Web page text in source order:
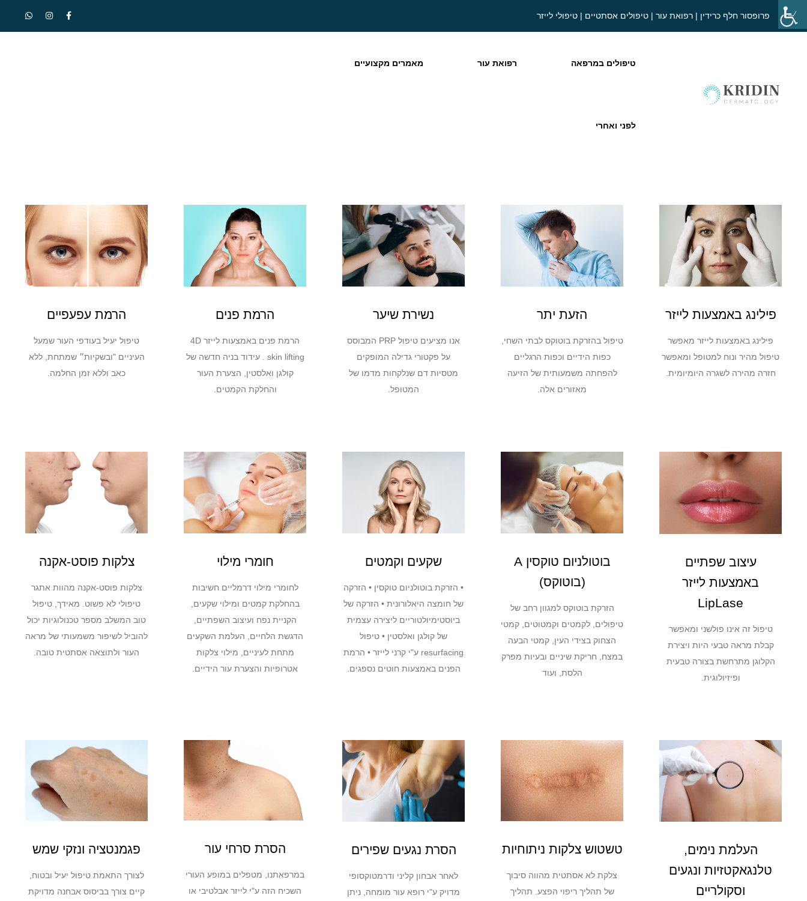
פרופסור חלף כרידין | רפואת עור | טיפולים אסתטיים | טיפולי לייזר
טיפולים במרפאה רפואת עור מאמרים מקצועיים
לפני ואחרי
פילינג באמצעות לייזר
פילינג באמצעות לייזר מאפשר
טיפול מהיר ונוח למטופל ומאפשר
חזרה מהירה לשגרה היומיומית.
הזעת יתר
טיפול בהזרקת בוטוקס לבתי השחי,
כפות הידיים וכפות הרגליים
להפחתה משמעותית של הזיעה
מאזורים אלה.
נשירת שיער
אנו מציעים טיפול PRP המבוסס
על פקטורי גדילה המופקים
מטסיות דם שנלקחות מדמו של
המטופל.
הרמת פנים
הרמת פנים באמצעות לייזר 4D
skin lifting . עידוד בניה חדשה של
קולגן ואלסטין, הצערת העור
והחלקת הקמטים.
הרמת עפעפיים
טיפול יעיל בעודפי העור שמעל
העיניים "ובשקיות״ שמתחת, ללא
כאב וללא זמן החלמה.
עיצוב שפתיים
באמצעות לייזר
LipLase
טיפול זה אינו פולשני ומאפשר
קבלת מראה טבעי היות ויצירת
הקלוגן מתרחשת בצורה טבעית
ופיזיולוגית.
בוטולניום טוקסין A
(בוטוקס)
הזרקת בוטוקס למגוון רחב של
טיפולים, לקמטים וקמטוטים, קמטי
הצחוק בצידי העין, קמטי הבעה
במצח, חריקת שיניים ובעיות מפרק
הלסת, ועוד
שקעים וקמטים
• הזרקת בוטולניום טוקסין • הזרקה
של חומצה היאלורונית • הזרקה של
ביוסטימיולטוריים ליצירה עצמית
של קולגן ואלסטין • טיפול
resurfacing ע"י קרני לייזר • הרמת
הפנים באמצעות חוטים נספגים.
חומרי מילוי
לחומרי מילוי דרמליים חשיבות
בהחלקת קמטים ומילוי שקעים,
הקניית נפח ועיצוב השפתיים,
הדגשת הלחיים, העלמת השקעים
מתחת לעיניים, מילוי צלקות
אטרופיות והצערת עור הידיים.
צלקות פוסט-אקנה
צלקות פוסט-אקנה מהוות אתגר
טיפולי לא פשוט. מאידך, טיפול
טוב המשלב מספר טכנולוגיות יכול
להוביל לשיפור משמעותי של מראה
העור ולתוצאה אסתטית טובה.
העלמת נימים,
טלנגאקטזיות ונגעים
וסקולריים
טשטוש צלקות ניתוחיות
צלקת לא אסתטית מהווה סיבוך
של תהליך ריפוי הפצע. תהליך
הסרת נגעים שפירים
לאחר אבחון קליני ודרמטוקסופי
מדויק ע"י רופא עור מומחה, ניתן
הסרת סרחי עור
במרפאתנו, מטפלים במופע העורי
השכיח הזה ע"י לייזר אבלטיבי או
פגמנטציה ונזקי שמש
לצורך התאמת טיפול יעיל ובטוח,
קיים צורך בביסוס אבחנה מדויקת